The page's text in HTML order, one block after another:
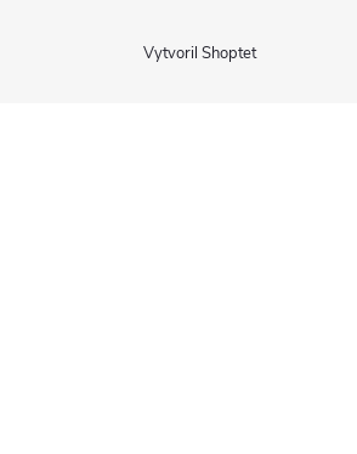
Vytvoril Shoptet